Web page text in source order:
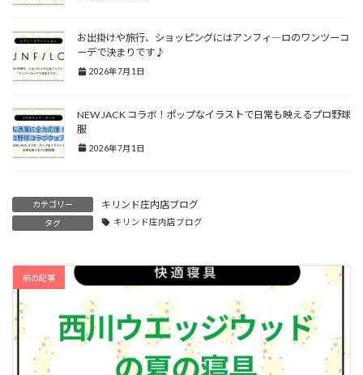
お出掛けや旅行、ショッピングにはアンフィ―ロのワンツーコ
ーデで決まりです♪
2026年7月1日
NEW JACK コラボ！ポップなイラストで日常も映えるプロ野球
服
2026年7月1日
カテゴリー キリンド庄内店ブログ
タグ キリンド庄内店ブログ
前の記事